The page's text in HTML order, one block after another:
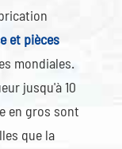
et pièces
mondiales.
jusqu'à 10
en gros sont
que la